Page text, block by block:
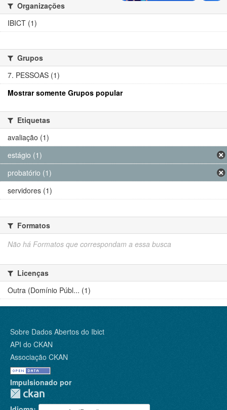
Organizações
IBICT (1)
Grupos
7. PESSOAS (1)
Mostrar somente Grupos popular
Etiquetas
avaliação (1)
estágio (1)
probatório (1)
servidores (1)
Formatos
Não há Formatos que correspondam a essa busca
Licenças
Outra (Domínio Públ... (1)
Sobre Dados Abertos do Ibict
API do CKAN
Associação CKAN
Impulsionado por